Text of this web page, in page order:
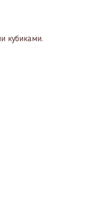
кубиками.